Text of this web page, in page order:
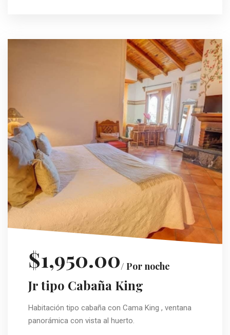
$1,950.00/ Por noche
Jr tipo Cabaña King
Habitación tipo cabaña con Cama King , ventana
panorámica con vista al huerto.